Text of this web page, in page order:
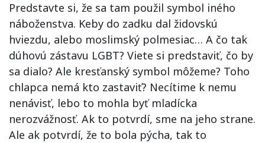
Predstavte si, že sa tam použil symbol iného
náboženstva. Keby do zadku dal židovskú
hviezdu, alebo moslimský polmesiac… A čo tak
dúhovú zástavu LGBT? Viete si predstaviť, čo by
sa dialo? Ale kresťanský symbol môžeme? Toho
chlapca nemá kto zastaviť? Necítime k nemu
nenávisť, lebo to mohla byť mladícka
nerozvážnosť. Ak to potvrdí, sme na jeho strane.
Ale ak potvrdí, že to bola pýcha, tak to